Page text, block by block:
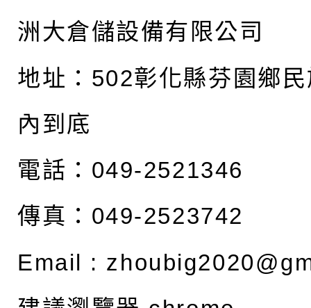
洲大倉儲設備有限公司
地址： 502彰化縣芬園鄉
內到底
電話：049-2521346
傳真：049-2523742
Email :